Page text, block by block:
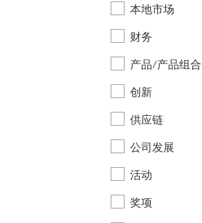
本地市场
财务
产品/产品组合
创新
供应链
公司发展
活动
奖项